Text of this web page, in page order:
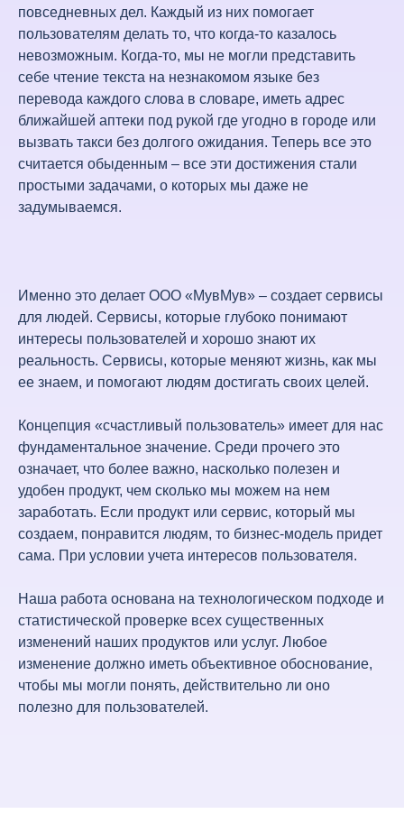
повседневных дел. Каждый из них помогает
пользователям делать то, что когда-то казалось
невозможным. Когда-то, мы не могли представить
себе чтение текста на незнакомом языке без
перевода каждого слова в словаре, иметь адрес
ближайшей аптеки под рукой где угодно в городе или
вызвать такси без долгого ожидания. Теперь все это
считается обыденным – все эти достижения стали
простыми задачами, о которых мы даже не
задумываемся.
Именно это делает ООО «МувМув» – создает сервисы
для людей. Сервисы, которые глубоко понимают
интересы пользователей и хорошо знают их
реальность. Сервисы, которые меняют жизнь, как мы
ее знаем, и помогают людям достигать своих целей.
Концепция «счастливый пользователь» имеет для нас
фундаментальное значение. Среди прочего это
означает, что более важно, насколько полезен и
удобен продукт, чем сколько мы можем на нем
заработать. Если продукт или сервис, который мы
создаем, понравится людям, то бизнес-модель придет
сама. При условии учета интересов пользователя.
Наша работа основана на технологическом подходе и
статистической проверке всех существенных
изменений наших продуктов или услуг. Любое
изменение должно иметь объективное обоснование,
чтобы мы могли понять, действительно ли оно
полезно для пользователей.